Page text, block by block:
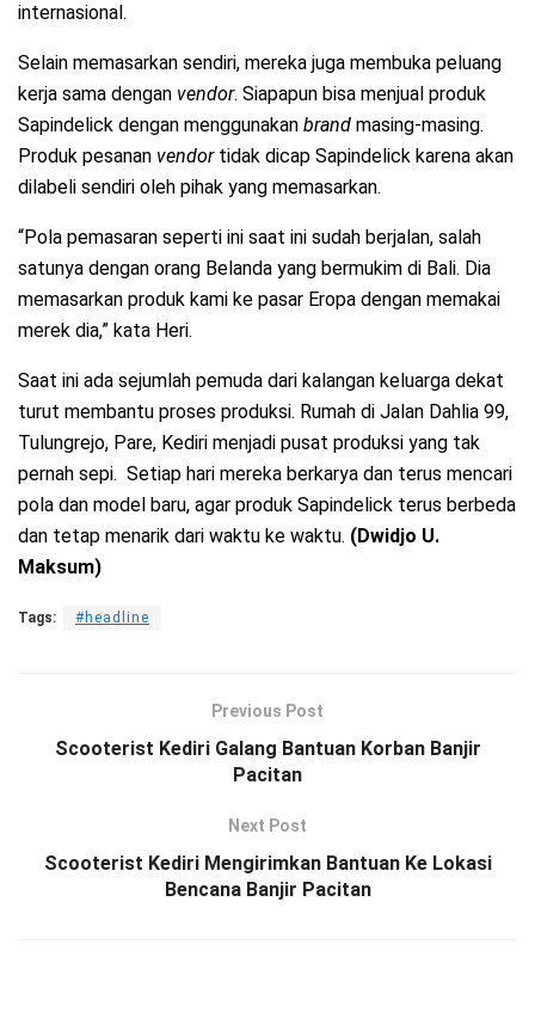
internasional.
Selain memasarkan sendiri, mereka juga membuka peluang
kerja sama dengan vendor. Siapapun bisa menjual produk
Sapindelick dengan menggunakan brand masing-masing.
Produk pesanan vendortidak dicap Sapindelick karena akan
dilabeli sendiri oleh pihak yang memasarkan.
“Pola pemasaran seperti ini saat ini sudah berjalan, salah
satunya dengan orang Belanda yang bermukim di Bali. Dia
memasarkan produk kami ke pasar Eropa dengan memakai
merek dia,” kata Heri.
Saat ini ada sejumlah pemuda dari kalangan keluarga dekat
turut membantu proses produksi. Rumah di Jalan Dahlia 99,
Tulungrejo, Pare, Kediri menjadi pusat produksi yang tak
pernah sepi. Setiap hari mereka berkarya dan terus mencari
pola dan model baru, agar produk Sapindelick terus berbeda
dan tetap menarik dari waktu ke waktu. (Dwidjo U.
Maksum)
Tags: #headline
Previous Post
Scooterist Kediri Galang Bantuan Korban Banjir
Pacitan
Next Post
Scooterist Kediri Mengirimkan Bantuan Ke Lokasi
Bencana Banjir Pacitan